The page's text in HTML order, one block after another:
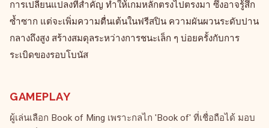
การเปลี่ยนแปลงที่สำคัญ ทำให้เกมหลักตรงไปตรงมา ซึ่งอาจรู้สึก
ซ้ำซาก แต่จะเพิ่มความตื่นเต้นในฟรีสปิน ความผันผวนระดับปาน
กลางถึงสูง สร้างสมดุลระหว่างการชนะเล็ก ๆ บ่อยครั้งกับการ
ระเบิดของรอบโบนัส
GAMEPLAY
ผู้เล่นเลือก Book of Ming เพราะกลไก 'Book of' ที่เชื่อถือได้ มอบ